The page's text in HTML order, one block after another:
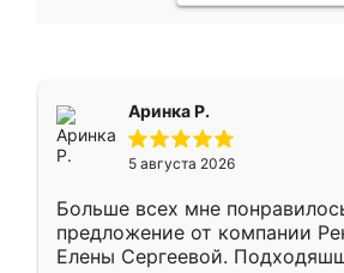
Аринка Р.
5 августа 2026
Больше всех мне
предложение от компании
Елены Сергеевой.